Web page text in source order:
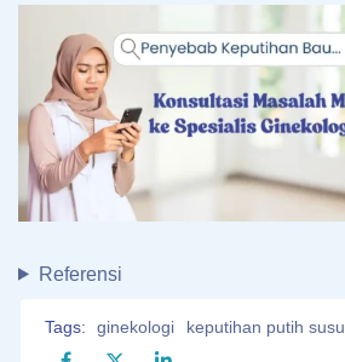
Referensi
Tags: ginekologi keputihan putih susu